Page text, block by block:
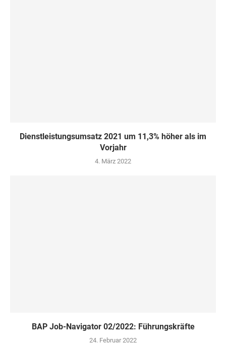
Dienstleistungsumsatz 2021 um 11,3% höher als im
Vorjahr
4. März 2022
BAP Job-Navigator 02/2022: Führungskräfte
24. Februar 2022